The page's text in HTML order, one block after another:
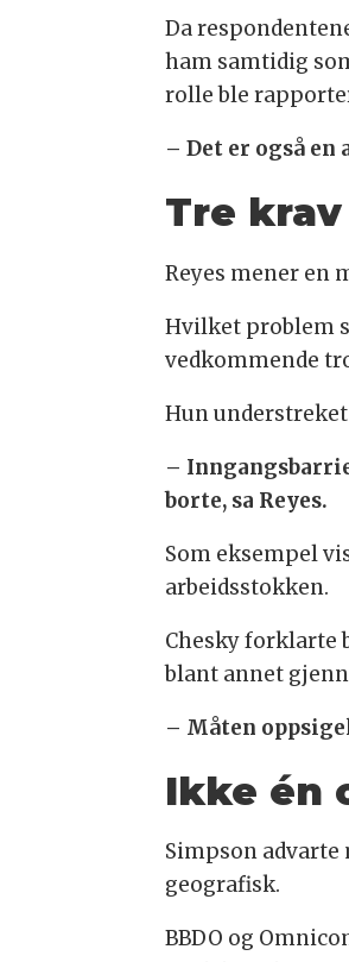
Da
ham samtidig
rolle ble
– Det er også en
Tre
Reyes mener en
Hvilket problem
vedkommende
Hun
–
borte, sa Reyes.
Som eksempel
arbeidsstokken.
Chesky forklarte
blant annet
– Måten
Ikke én
Simpson
geografisk.
BBDO og